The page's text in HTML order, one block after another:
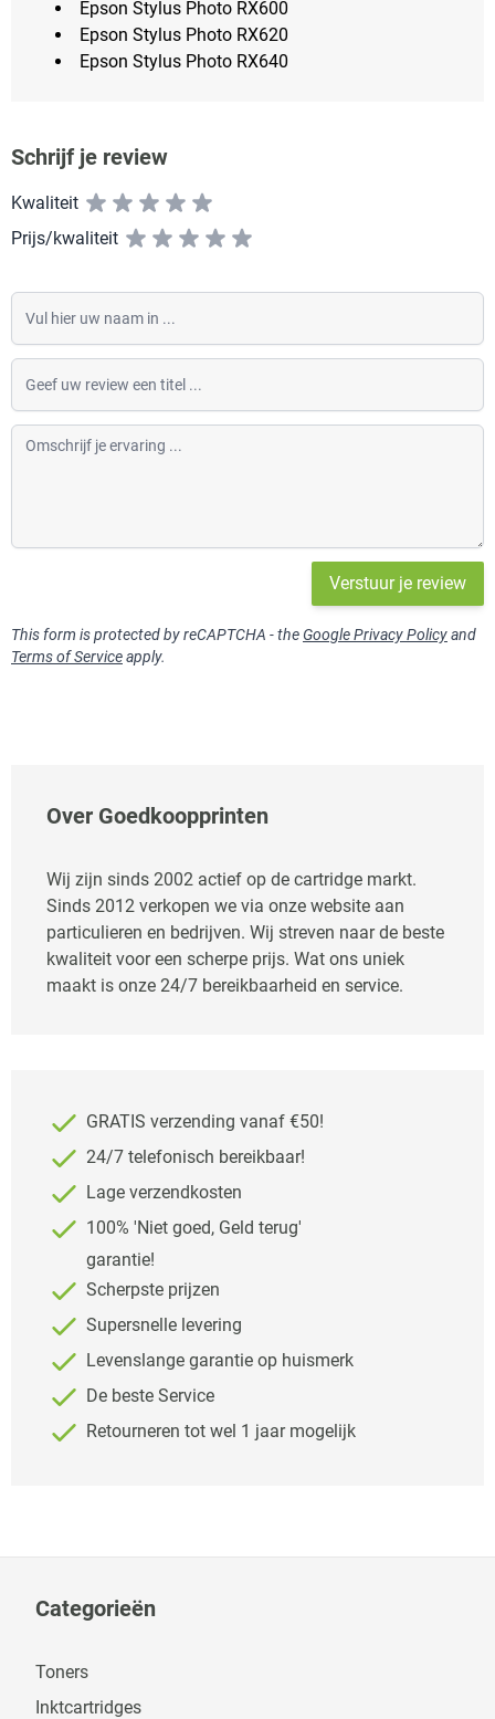
Epson Stylus Photo RX600
Epson Stylus Photo RX620
Epson Stylus Photo RX640
Schrijf je review
Kwaliteit
Prijs/kwaliteit
Vul hier uw naam in
Geef uw review een titel
Omschrijf je ervaring
Verstuur je review
This form is protected by reCAPTCHA - the Google Privacy Policyand
Terms of Serviceapply.
Over Goedkoopprinten
Wij zijn sinds 2002 actief op de cartridge markt.
Sinds 2012 verkopen we via onze website aan
particulieren en bedrijven. Wij streven naar de beste
kwaliteit voor een scherpe prijs. Wat ons uniek
maakt is onze 24/7 bereikbaarheid en service.
GRATIS verzending vanaf €50!
24/7 telefonisch bereikbaar!
Lage verzendkosten
100% 'Niet goed, Geld terug'
garantie!
Scherpste prijzen
Supersnelle levering
Levenslange garantie op huismerk
De beste Service
Retourneren tot wel 1 jaar mogelijk
Categorieën
Toners
Inktcartridges